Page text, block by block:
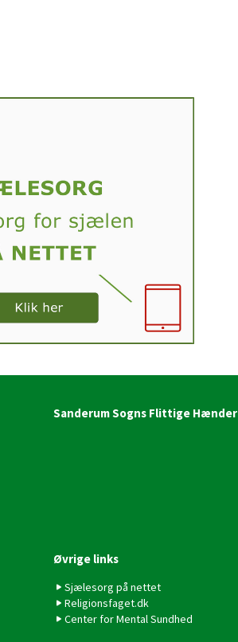
Sanderum Sogns Flittige Hænder
Øvrige links
Sjælesorg på nettet
Religionsfaget.dk
Center for Mental Sundhed